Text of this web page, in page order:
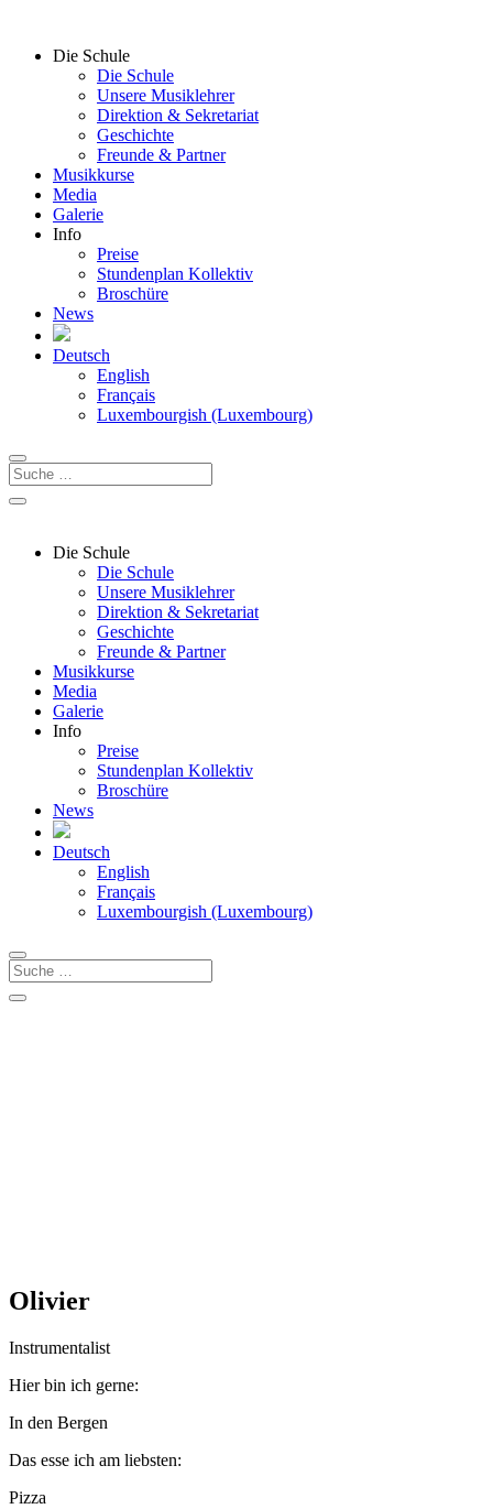
Die Schule
Die Schule
Unsere Musiklehrer
Direktion & Sekretariat
Geschichte
Freunde & Partner
Musikkurse
Media
Galerie
Info
Preise
Stundenplan Kollektiv
Broschüre
News
Deutsch
English
Français
Luxembourgish (Luxembourg)
Die Schule
Die Schule
Unsere Musiklehrer
Direktion & Sekretariat
Geschichte
Freunde & Partner
Musikkurse
Media
Galerie
Info
Preise
Stundenplan Kollektiv
Broschüre
News
Deutsch
English
Français
Luxembourgish (Luxembourg)
Olivier
Instrumentalist
Hier bin ich gerne:
In den Bergen
Das esse ich am liebsten:
Pizza